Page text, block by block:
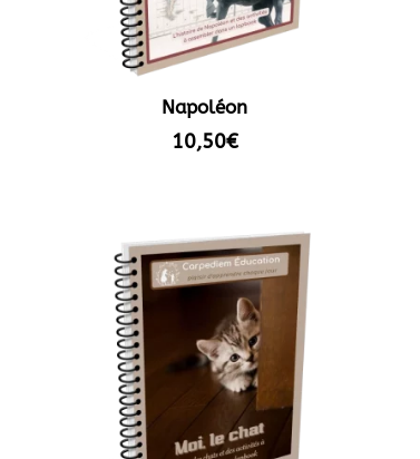
Napoléon
10,50€